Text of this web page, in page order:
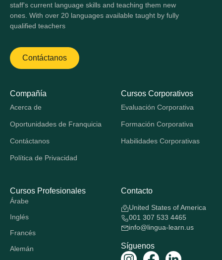
staff's current language skills and teaching them new
ones. With over 20 languages available taught by fully
qualified teachers
Contáctanos
Compañía
Acerca de
Oportunidades de Franquicia
Contáctanos
Política de Privacidad
Cursos Corporativos
Evaluación Corporativa
Formación Corporativa
Habilidades Corporativas
Cursos Profesionales
Árabe
Inglés
Francés
Alemán
Contacto
United States of America
001 307 533 4465
info@lingua-learn.us
Síguenos